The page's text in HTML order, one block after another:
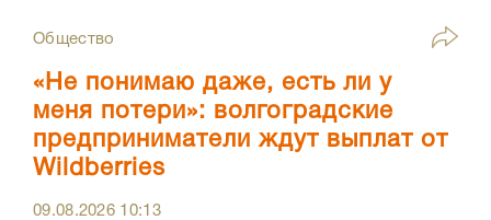
Общество
«Не понимаю даже, есть ли у
меня потери»: волгоградские
предприниматели ждут выплат от
Wildberries
09.08.2026 10:13